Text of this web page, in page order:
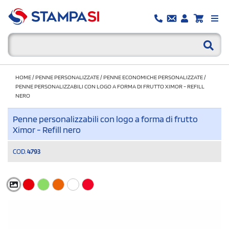
HOME/PENNE PERSONALIZZATE/PENNE ECONOMICHE PERSONALIZZATE/
PENNE PERSONALIZZABILI CON LOGO A FORMA DI FRUTTO XIMOR - REFILL
NERO
Penne personalizzabili con logo a forma di frutto
Ximor - Refill nero
COD. 4793